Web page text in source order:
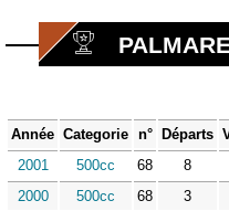
Année Categorie n° Départs
2001
500cc 68 8
2000
500cc 68 3